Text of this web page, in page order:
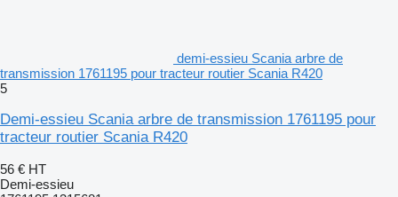
demi-essieu Scania arbre de
transmission 1761195 pour tracteur routier Scania R420
5
Demi-essieu Scania arbre de transmission 1761195 pour
tracteur routier Scania R420
56 € HT
Demi-essieu